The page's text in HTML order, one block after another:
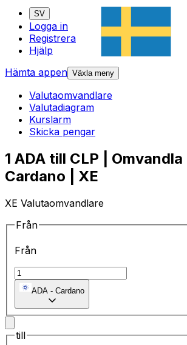
SV
Logga in
Registrera
Hjälp
Hämta appen Växla meny
Valutaomvandlare
Valutadiagram
Kurslarm
Skicka pengar
1 ADA till CLP |
Cardano | XE
XE Valutaomvandlare
Från
Från
ADA - Cardano
till